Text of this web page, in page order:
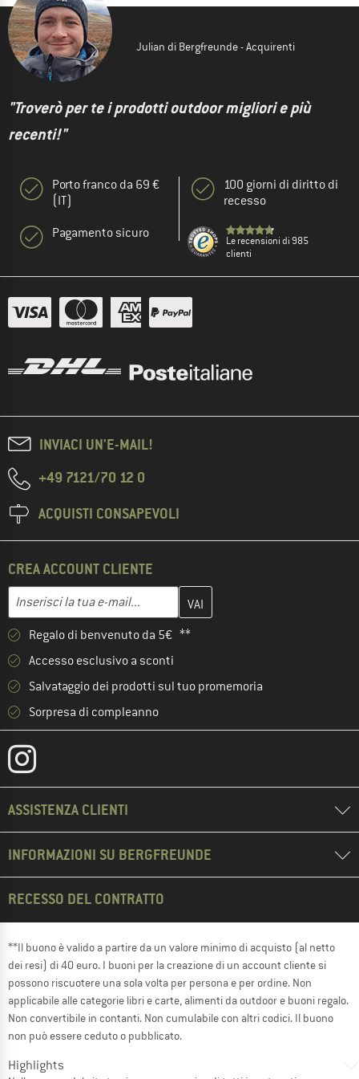
Julian di Bergfreunde - Acquirenti
"Troverò per te i prodotti outdoor migliori e più
recenti!"
Porto franco da 69 €
(IT)
Pagamento sicuro
100 giorni di diritto di
recesso
Le recensioni di 985
clienti
INVIACI UN'E-MAIL!
+49 7121/70 12 0
ACQUISTI CONSAPEVOLI
CREA ACCOUNT CLIENTE
Indirizzo e-mail
Inserisci qui il tuo indirizzo e-mail e crea il tuo account cliente
Regalo di benvenuto da 5€ **
Accesso esclusivo a sconti
Salvataggio dei prodotti sul tuo promemoria
Sorpresa di compleanno
ASSISTENZA CLIENTI
INFORMAZIONI SU BERGFREUNDE
RECESSO DEL CONTRATTO
**Il buono è valido a partire da un valore minimo di acquisto (al netto
dei resi) di 40 euro. I buoni per la creazione di un account cliente si
possono riscuotere una sola volta per persona e per ordine. Non
applicabile alle categorie libri e carte, alimenti da outdoor e buoni regalo.
Non convertibile in contanti. Non cumulabile con altri codici. Il buono
non può essere ceduto o pubblicato.
Highlights